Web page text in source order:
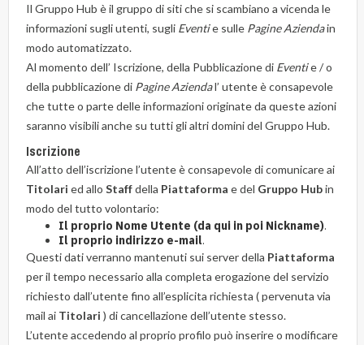
Il Gruppo Hub è il gruppo di siti che si scambiano a vicenda le
informazioni sugli utenti, sugli Eventie sulle Pagine Aziendain
modo automatizzato.
Al momento dell’ Iscrizione, della Pubblicazione di Eventie / o
della pubblicazione di Pagine Aziendal’ utente è consapevole
che tutte o parte delle informazioni originate da queste azioni
saranno visibili anche su tutti gli altri domini del Gruppo Hub.
Iscrizione
All’atto dell’iscrizione l’utente è consapevole di comunicare ai
Titolari ed alloStaffdella Piattaforma e del Gruppo Hubin
modo del tutto volontario:
Il proprio Nome Utente (da qui in poi Nickname).
Il proprio indirizzo e-mail.
Questi dati verranno mantenuti sui server della Piattaforma
per il tempo necessario alla completa erogazione del servizio
richiesto dall’utente fino all’esplicita richiesta ( pervenuta via
mail ai Titolari ) di cancellazione dell’utente stesso.
L’utente accedendo al proprio profilo può inserire o modificare